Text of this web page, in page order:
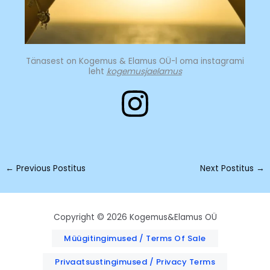
Tänasest on Kogemus & Elamus OÜ-l oma instagrami
leht kogemusjaelamus
← Previous Postitus Next Postitus →
Copyright © 2026 Kogemus&Elamus OÜ
Müügitingimused / Terms Of Sale
Privaatsustingimused / Privacy Terms